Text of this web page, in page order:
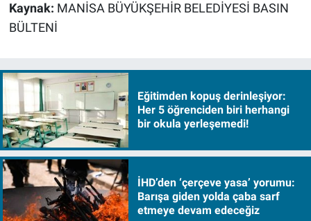
Kaynak: MANİSA BÜYÜKŞEHİR BELEDİYESİ BASIN
BÜLTENİ
Eğitimden kopuş derinleşiyor:
Her 5 öğrenciden biri herhangi
bir okula yerleşemedi!
İHD’den ‘çerçeve yasa’ yorumu:
Barışa giden yolda çaba sarf
etmeye devam edeceğiz